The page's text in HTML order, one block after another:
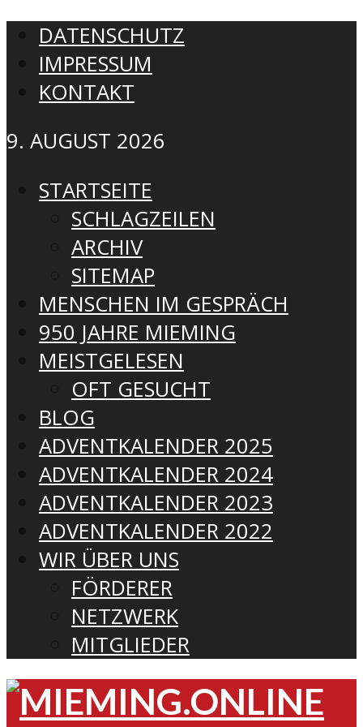
DATENSCHUTZ
IMPRESSUM
KONTAKT
9. AUGUST 2026
STARTSEITE
SCHLAGZEILEN
ARCHIV
SITEMAP
MENSCHEN IM GESPRÄCH
950 JAHRE MIEMING
MEISTGELESEN
OFT GESUCHT
BLOG
ADVENTKALENDER 2025
ADVENTKALENDER 2024
ADVENTKALENDER 2023
ADVENTKALENDER 2022
WIR ÜBER UNS
FÖRDERER
NETZWERK
MITGLIEDER